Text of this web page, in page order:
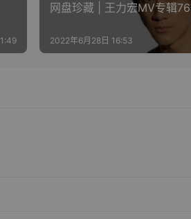
网盘珍藏 | 王力宏MV专辑
2022年6月28日 16:53